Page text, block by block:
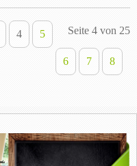
Seite 4 von 25
4 5
6 7 8